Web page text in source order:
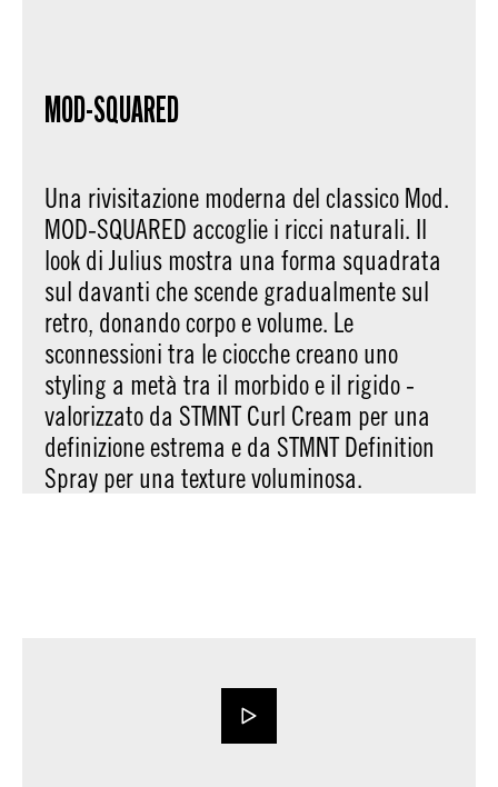
MOD-SQUARED
Una rivisitazione moderna del classico Mod.
MOD-SQUARED accoglie i ricci naturali. Il
look di Julius mostra una forma squadrata
sul davanti che scende gradualmente sul
retro, donando corpo e volume. Le
sconnessioni tra le ciocche creano uno
styling a metà tra il morbido e il rigido -
valorizzato da STMNT Curl Cream per una
definizione estrema e da STMNT Definition
Spray per una texture voluminosa.